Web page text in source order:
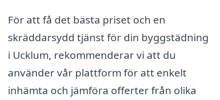
För att få det bästa priset och en
skräddarsydd tjänst för din byggstädning
i Ucklum, rekommenderar vi att du
använder vår plattform för att enkelt
inhämta och jämföra offerter från olika